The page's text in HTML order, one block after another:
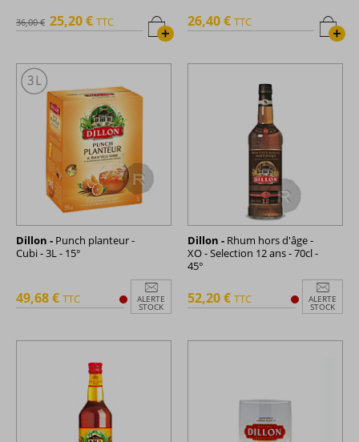
+
36,00 € 25,20 € TTC
+
26,40 € TTC
Dillon - Punch planteur -
Cubi - 3L - 15°
ALERTE
STOCK
49,68 € TTC
Dillon - Rhum hors d'âge -
XO - Selection 12 ans - 70cl -
45°
ALERTE
STOCK
52,20 € TTC